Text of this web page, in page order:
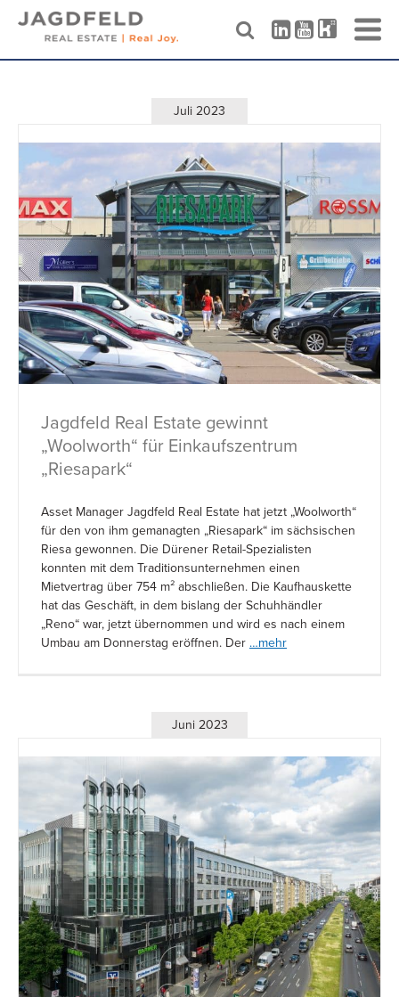
Skip
Juli 2023
Jagdfeld Real Estate gewinnt
„Woolworth“ für Einkaufszentrum
„Riesapark“
Asset Manager Jagdfeld Real Estate hat jetzt „Woolworth“
für den von ihm gemanagten „Riesapark“ im sächsischen
Riesa gewonnen. Die Dürener Retail-Spezialisten
konnten mit dem Traditionsunternehmen einen
Mietvertrag über 754 m² abschließen. Die Kaufhauskette
hat das Geschäft, in dem bislang der Schuhhändler
„Reno“ war, jetzt übernommen und wird es nach einem
Umbau am Donnerstag eröffnen. Der …mehr
Juni 2023